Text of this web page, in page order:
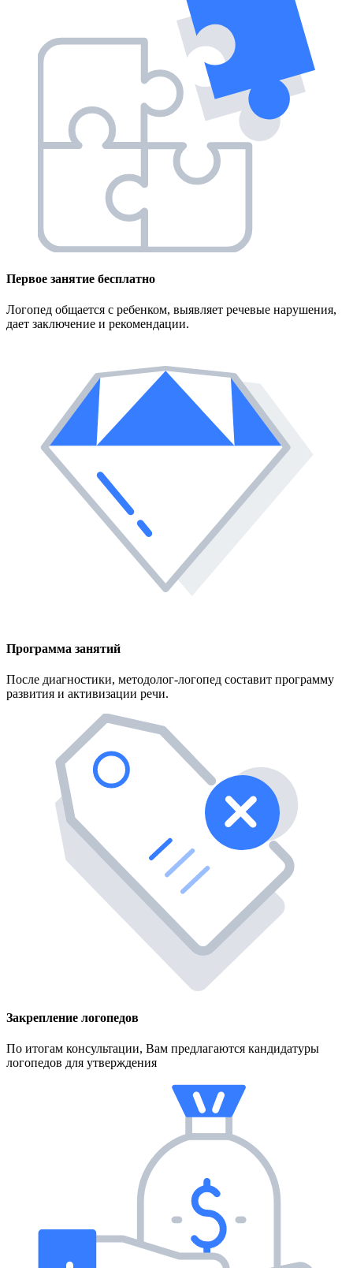
Первое занятие бесплатно
Логопед общается с ребенком, выявляет речевые нарушения,
дает заключение и рекомендации.
Программа занятий
После диагностики, методолог-логопед составит программу
развития и активизации речи.
Закрепление логопедов
По итогам консультации, Вам предлагаются кандидатуры
логопедов для утверждения